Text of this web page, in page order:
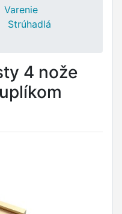
Varenie
Strúhadlá
4 nože